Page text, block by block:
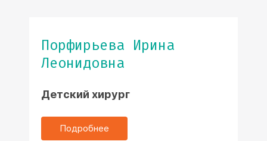
Порфирьева Ирина
Леонидовна
Детский хирург
Подробнее